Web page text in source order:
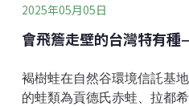
2025年05月05日
會飛簷走壁的台灣特有
褐樹蛙在自然谷環境信託基
的蛙類為貢德氏赤蛙、拉都